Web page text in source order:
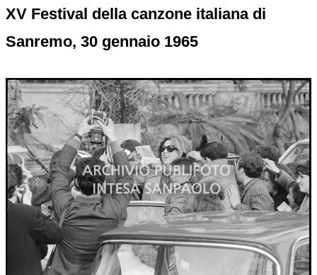
XV Festival della canzone italiana di
Sanremo, 30 gennaio 1965